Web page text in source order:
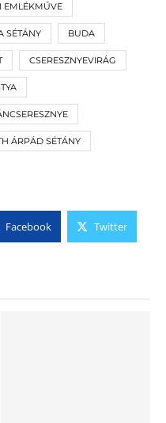
EMLÉKMŰVE
SÉTÁNY BUDA
CSERESZNYEVIRÁG
ÁRPÁD SÉTÁNY
Facebook Twitter